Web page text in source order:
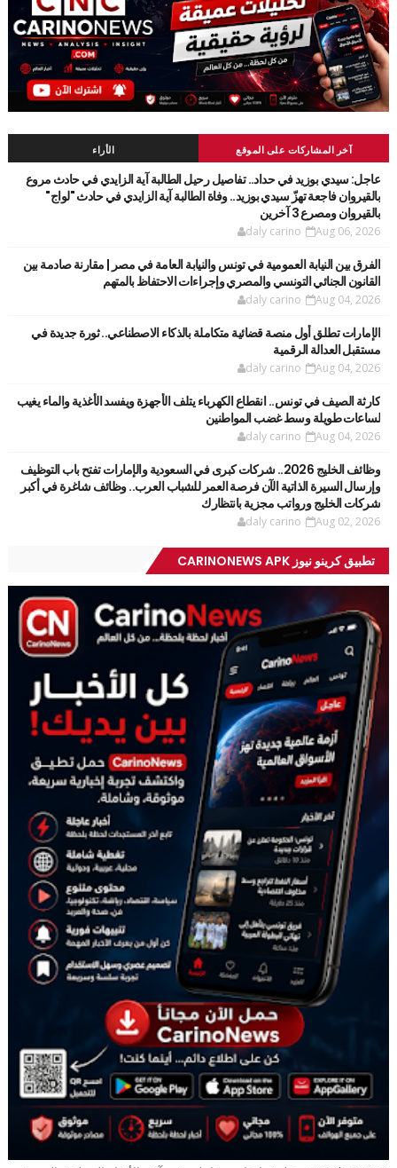
آخر المشاركات على الموقع الأراء
عاجل: سيدي بوزيد في حداد.. تفاصيل رحيل الطالبة آية الزايدي في حادث مروع
بالقيروان فاجعة تهزّ سيدي بوزيد.. وفاة الطالبة آية الزايدي في حادث "لواج"
بالقيروان ومصرع 3 آخرين
daly carino Aug 06, 2026
الفرق بين النيابة العمومية في تونس والنيابة العامة في مصر | مقارنة صادمة بين
القانون الجنائي التونسي والمصري وإجراءات الاحتفاظ بالمتهم
daly carino Aug 04, 2026
الإمارات تطلق أول منصة قضائية متكاملة بالذكاء الاصطناعي.. ثورة جديدة في
مستقبل العدالة الرقمية
daly carino Aug 04, 2026
كارثة الصيف في تونس.. انقطاع الكهرباء يتلف الأجهزة ويفسد الأغذية والماء يغيب
لساعات طويلة وسط غضب المواطنين
daly carino Aug 04, 2026
وظائف الخليج 2026.. شركات كبرى في السعودية والإمارات تفتح باب التوظيف
وإرسال السيرة الذاتية الآن فرصة العمر للشباب العرب.. وظائف شاغرة في أكبر
شركات الخليج ورواتب مجزية بانتظارك
daly carino Aug 02, 2026
تطبيق كرينو نيوز CARINONEWS APK